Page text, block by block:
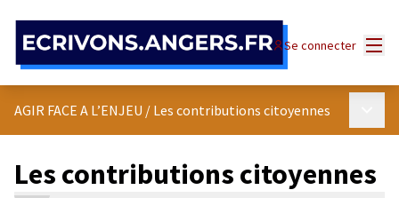
Se connecter
AGIR FACE A L’ENJEU / Les contributions citoyennes
Les contributions citoyennes